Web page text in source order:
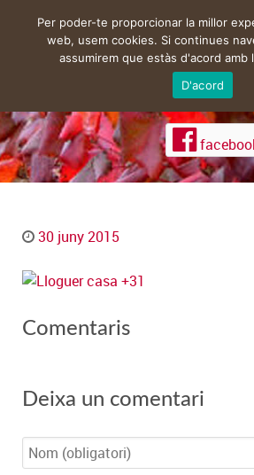
30 juny 2015
Comentaris
Deixa un comentari
Per poder-te proporcionar la millor
web, usem cookies. Si continues
assumirem que estàs d'acord amb
D'acord